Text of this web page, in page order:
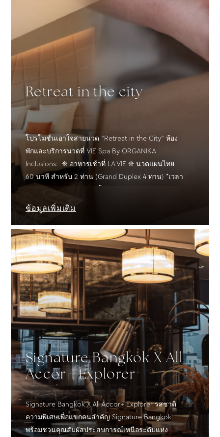
Retreat in the city
โปรโมชั่นเอาใจสายนวด “Retreat in the City” ห้อง
พักและบริการนวดที่ VIE Spa By ORGANIKA
Inclusions: ❊ อาหารเช้าที่ LA VIE ❊ นวดแผนไทย
60 นาที สำหรับ 2 ท่าน (Grand Duplex 4 ท่าน) *เวลา
ทำการทุกวันพุธ - ศุกร์ 11โมงเช้า - 2 ทุ่ม* วันจอง: วัน
นี้ – 30 เมษายน 2565 วันเข้าพัก: วันนี้ - 30
พฤศจิกายน 25...
ข้อมูลเพิ่มเติม
Signature Bangkok X All
Accor+ Explorer
Signature Bangkok X All Accor+ Explorer รสชาติ
ความพิเศษเพื่อแขกคนสำคัญ Signature Bangkok
พร้อมชวนคุณสัมผัสประสบการณ์เหนือระดับแห่ง